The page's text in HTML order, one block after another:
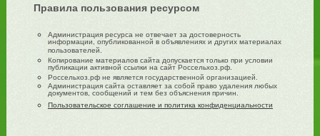
Правила пользования ресурсом
Администрация ресурса не отвечает за достоверность
информации, опубликованной в объявлениях и других материалах
пользователей.
Копирование материалов сайта допускается только при условии
публикации активной ссылки на сайт Россельхоз.рф.
Россельхоз.рф не является государственной организацией.
Администрация сайта оставляет за собой право удаления любых
документов, сообщений и тем без объяснения причин.
Пользовательское соглашение и политика конфиденциальности